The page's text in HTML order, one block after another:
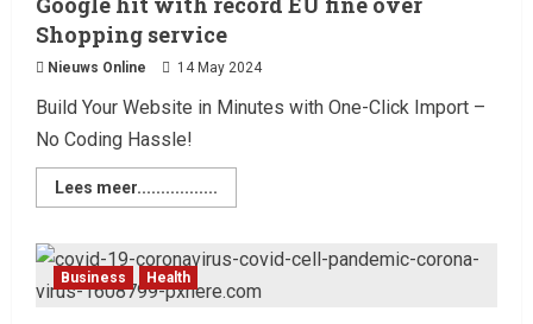
Shopping service
Nieuws Online 14 May 2024
Build Your Website in Minutes with One-Click Import –
No Coding Hassle!
Lees meer.................
Business Health